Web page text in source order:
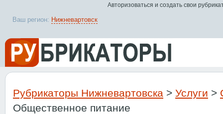
Рубрикаторы Нижневартовска > Услуги >
Общественное питание
Ваш регион: Нижневартовск
Авторизоваться и создать свои